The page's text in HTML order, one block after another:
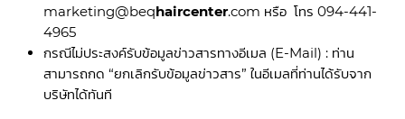
marketing@beqhaircenter.com หรือ โทร 094-441-
4965
กรณีไม่ประสงค์รับข้อมูลข่าวสารทางอีเมล (E-Mail) : ท่าน
สามารถกด “ยกเลิกรับข้อมูลข่าวสาร” ในอีเมลที่ท่านได้รับจาก
บริษัทได้ทันที